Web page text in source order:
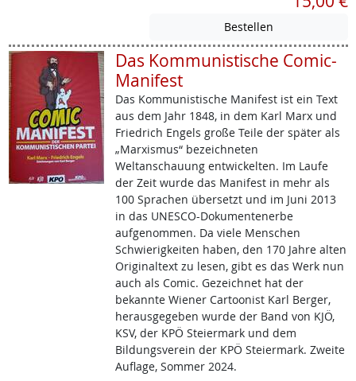
Das Kommunistische Comic-
Manifest
Das Kommunistische Manifest ist ein Text
aus dem Jahr 1848, in dem Karl Marx und
Friedrich Engels große Teile der später als
„Marxismus“ bezeichneten
Weltanschauung entwickelten. Im Laufe
der Zeit wurde das Manifest in mehr als
100 Sprachen übersetzt und im Juni 2013
in das UNESCO-Dokumentenerbe
aufgenommen. Da viele Menschen
Schwierigkeiten haben, den 170 Jahre alten
Originaltext zu lesen, gibt es das Werk nun
auch als Comic. Gezeichnet hat der
bekannte Wiener Cartoonist Karl Berger,
herausgegeben wurde der Band von KJÖ,
KSV, der KPÖ Steiermark und dem
Bildungsverein der KPÖ Steiermark. Zweite
Auflage, Sommer 2024.